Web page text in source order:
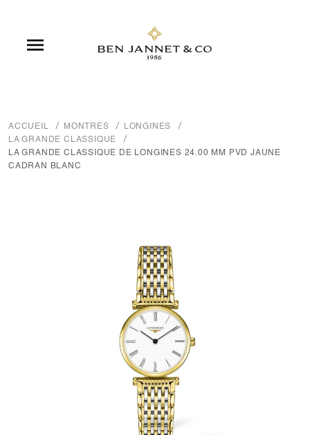

ACCUEIL MONTRES
LONGINES
LA GRANDE CLASSIQUE
LA GRANDE CLASSIQUE DE LONGINES 24.00 MM PVD JAUNE
CADRAN BLANC